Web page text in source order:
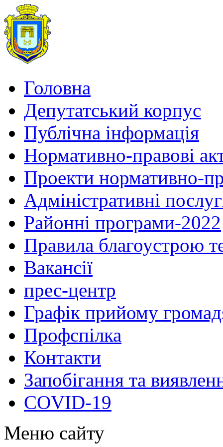
Головна
Депутатський корпус
Публічна інформація
Нормативно-правові
Проекти нормативно-
Адміністративні
Районні програми-2022
Правила благоустрою
Вакансії
прес-центр
Графік прийому
Профспілка
Контакти
Запобігання та
COVID-19
Меню сайту